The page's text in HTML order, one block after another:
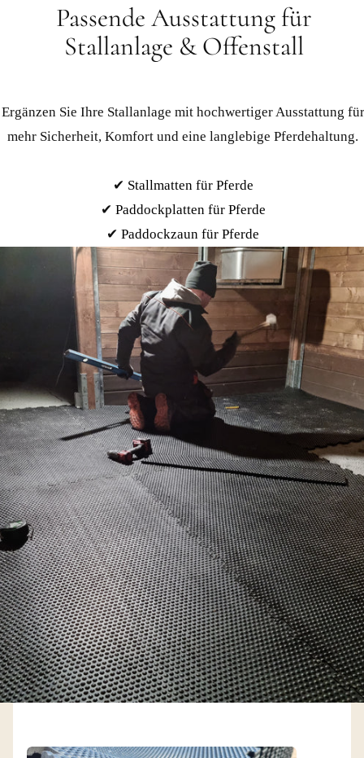
Passende Ausstattung für
Stallanlage & Offenstall
Ergänzen Sie Ihre Stallanlage mit hochwertiger Ausstattung für
mehr Sicherheit, Komfort und eine langlebige Pferdehaltung.
✔ Stallmatten für Pferde
✔ Paddockplatten für Pferde
✔ Paddockzaun für Pferde